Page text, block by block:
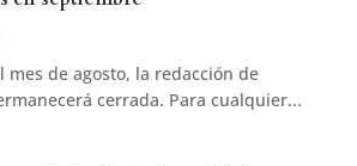
mes de agosto, la redacción de
cerrada. Para cualquier...